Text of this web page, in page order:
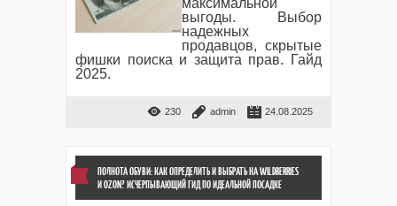
максимальной
выгоды. Выбор
надежных
продавцов, скрытые
фишки поиска и защита прав. Гайд
2025.
230 admin 24.08.2025
ПОЛНОТА ОБУВИ: КАК ОПРЕДЕЛИТЬ И ВЫБРАТЬ НА WILDBERRIES
И OZON? ИСЧЕРПЫВАЮЩИЙ ГИД ПО ИДЕАЛЬНОЙ ПОСАДКЕ